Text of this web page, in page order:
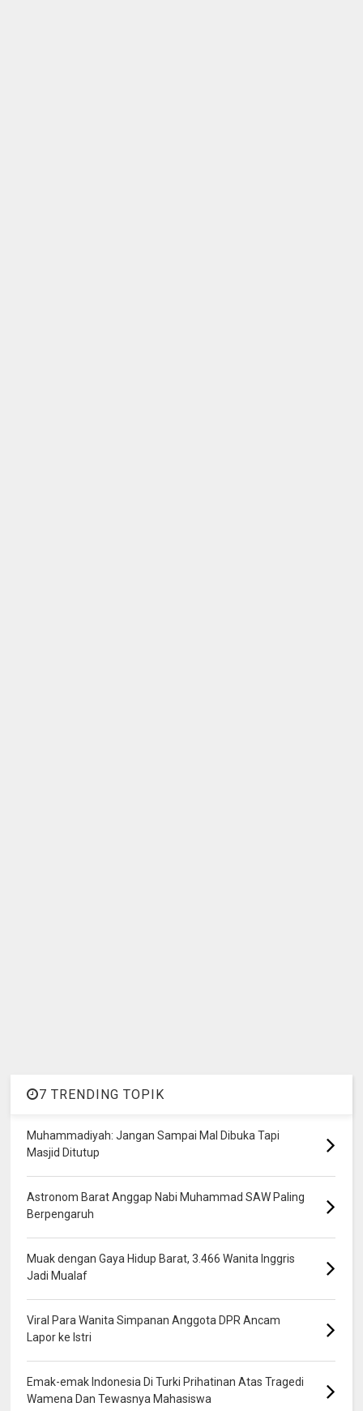
7 TRENDING TOPIK
Muhammadiyah: Jangan Sampai Mal Dibuka Tapi
Masjid Ditutup
Astronom Barat Anggap Nabi Muhammad SAW Paling
Berpengaruh
Muak dengan Gaya Hidup Barat, 3.466 Wanita Inggris
Jadi Mualaf
Viral Para Wanita Simpanan Anggota DPR Ancam
Lapor ke Istri
Emak-emak Indonesia Di Turki Prihatinan Atas Tragedi
Wamena Dan Tewasnya Mahasiswa